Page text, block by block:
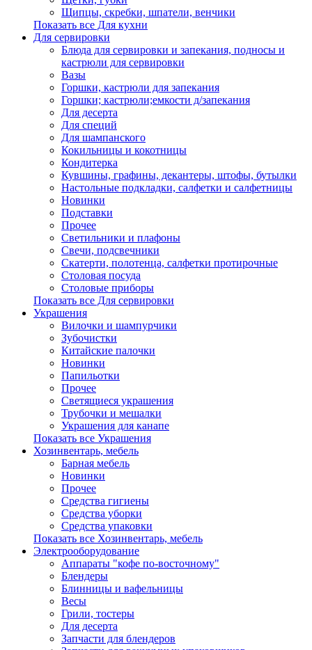
Щипцы, скребки, шпатели, венчики
Показать все Для кухни
Для сервировки
Блюда для сервировки и запекания, подносы и
кастрюли для сервировки
Вазы
Горшки, кастрюли для запекания
Горшки; кастрюли;емкости д/запекания
Для десерта
Для специй
Для шампанского
Кокильницы и кокотницы
Кондитерка
Кувшины, графины, декантеры, штофы, бутылки
Настольные подкладки, салфетки и салфетницы
Новинки
Подставки
Прочее
Светильники и плафоны
Свечи, подсвечники
Скатерти, полотенца, салфетки протирочные
Столовая посуда
Столовые приборы
Показать все Для сервировки
Украшения
Вилочки и шампурчики
Зубочистки
Китайские палочки
Новинки
Папильотки
Прочее
Светящиеся украшения
Трубочки и мешалки
Украшения для канапе
Показать все Украшения
Хозинвентарь, мебель
Барная мебель
Новинки
Прочее
Средства гигиены
Средства уборки
Средства упаковки
Показать все Хозинвентарь, мебель
Электрооборудование
Аппараты "кофе по-восточному"
Блендеры
Блинницы и вафельницы
Весы
Грили, тостеры
Для десерта
Запчасти для блендеров